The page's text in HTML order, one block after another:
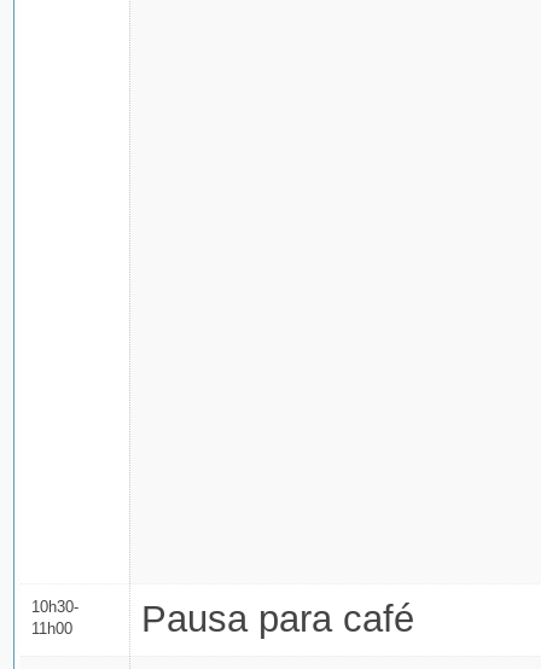
10h30-
11h00
Pausa para café